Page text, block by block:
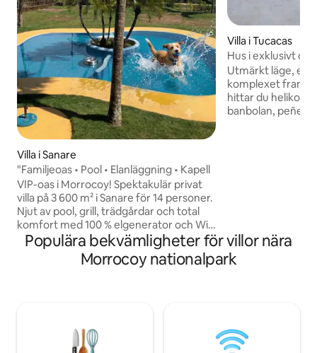
Villa i Sanare
"Familjeoas • Pool • Elanläggning • Kapell
VIP-oas i Morrocoy! Spektakulär privat
villa på 3 600 m² i Sanare för 14 personer.
Njut av pool, grill, trädgårdar och total
komfort med 100 % elgenerator och Wi-
Fi. Den har 5 rum med luftkonditionering
och badrum. Dessutom har den ett
vackert privat kapell som är perfekt för
handdukar finns tillgängliga mot en extra
kostnad. Boka din exklusiva upplevelse!
Villa i Tucacas
Hus i exklusivt
Tucacas,
Utmärkt läge,
komplexet
hittar du
banbolan,
läget.
Populära bekvämligheter för villor nära
Morrocoy nationalpark